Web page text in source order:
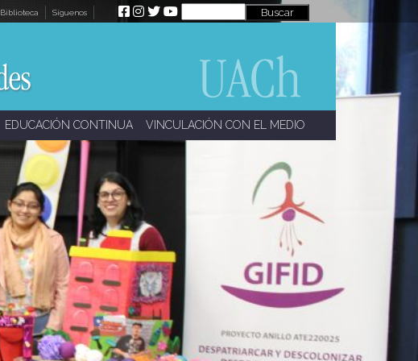
Biblioteca Síguenos
EDUCACIÓN CONTINUA VINCULACIÓN CON EL MEDIO